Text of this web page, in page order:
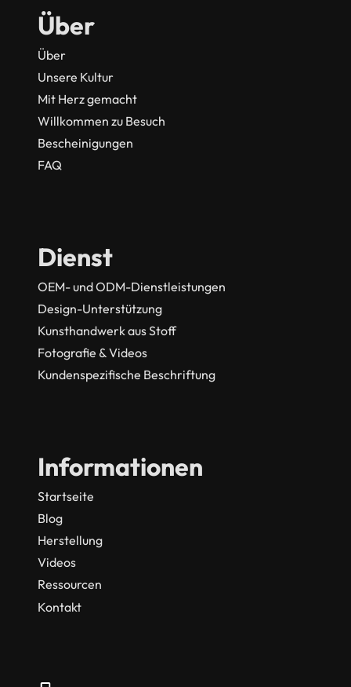
Über
Über
Unsere Kultur
Mit Herz gemacht
Willkommen zu Besuch
Bescheinigungen
FAQ
Dienst
OEM- und ODM-Dienstleistungen
Design-Unterstützung
Kunsthandwerk aus Stoff
Fotografie & Videos
Kundenspezifische Beschriftung
Informationen
Startseite
Blog
Herstellung
Videos
Ressourcen
Kontakt